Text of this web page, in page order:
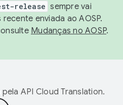
release sempre vai
enviada ao AOSP.
Mudanças no AOSP.
API Cloud Translation.